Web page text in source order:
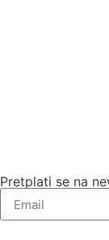
Pretplati se na